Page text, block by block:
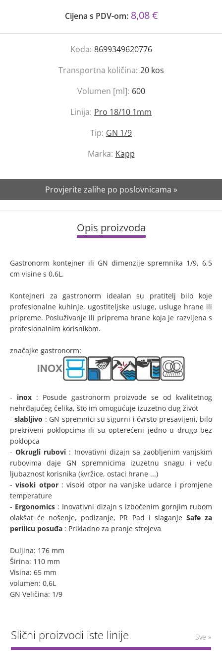
Cijena s PDV-om: 8,08 €
Koda: 8699349620776
Transportna količina: 20 kos
Volumen [ml]: 600
Linija: Pro 18/10 1mm
Tip: GN 1/9
Marka: Kapp
Provjerite zalihe po poslovnicama »
Opis proizvoda
Gastronorm kontejner ili GN dimenzije spremnika 1/9, 6,5
cm visine s 0,6L.
Kontejneri za gastronorm idealan su pratitelj bilo koje
profesionalne kuhinje, ugostiteljske usluge, usluge hrane ili
pripreme. Posluživanje ili priprema hrane koja je razvijena s
profesionalnim korisnikom.
značajke gastronorm:
- inox : Posude gastronorm proizvode se od kvalitetnog
nehrđajućeg čelika, što im omogućuje izuzetno dug život
-slabljivo : GN spremnici su sigurni i čvrsto presavijeni, bilo
prekriveni poklopcima ili su opterećeni jedno u drugo bez
poklopca
-Okrugli rubovi : Inovativni dizajn sa zaobljenim vanjskim
rubovima daje GN spremnicima izuzetnu snagu i veću
ljubaznost korisnika (kvržice, ostaci hrane ...)
-visoki otpor : visoki otpor na vanjske udarce i promjene
temperature
- Ergonomics : Inovativni dizajn s izbočenim gornjim rubom
olakšat će nošenje, podizanje, PR Pad i slaganje Safe za
perilicu posuđa : Prikladno za pranje strojeva
Duljina: 176 mm
Širina: 110 mm
Visina: 65 mm
volumen: 0,6L
GN Veličina: 1/9
Slični proizvodi iste linije Sve »